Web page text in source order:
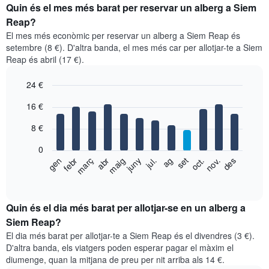
Quin és el mes més barat per reservar un alberg a Siem
Reap?
El mes més econòmic per reservar un alberg a Siem Reap és
setembre (8 €). D'altra banda, el mes més car per allotjar-te a Siem
Reap és abril (17 €).
chart
següent
el
preu
mitjà
d'una
habitació
per
graphic.
genfebrmarçabrmaigjuny jul. ag setoct.nov.des
0
8 €
16 €
24 €
Quin és el dia més barat per allotjar-se en un alberg a
Siem Reap?
El dia més barat per allotjar-te a Siem Reap és el divendres (3 €).
D'altra banda, els viatgers poden esperar pagar el màxim el
diumenge, quan la mitjana de preu per nit arriba als 14 €.